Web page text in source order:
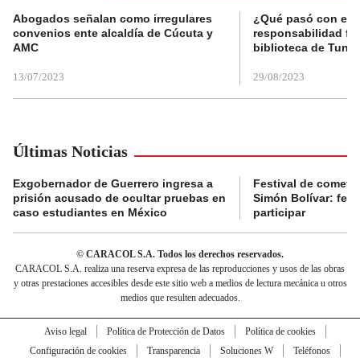
Abogados señalan como irregulares
convenios ente alcaldía de Cúcuta y
AMC
13/07/2023
¿Qué pasó con el
responsabilidad
biblioteca de
29/08/2023
Últimas Noticias
Exgobernador de Guerrero ingresa a
prisión acusado de ocultar pruebas en
caso estudiantes en México
Festival de
Simón Bolívar:
participar
© CARACOL S.A. Todos los derechos reservados.
CARACOL S.A. realiza una reserva expresa de las reproducciones y usos de las obras
y otras prestaciones accesibles desde este sitio web a medios de lectura mecánica u otros
medios que resulten adecuados.
Aviso legal Política de Protección de Datos
Política de cookies
Configuración de cookies
Transparencia Soluciones W
Teléfonos